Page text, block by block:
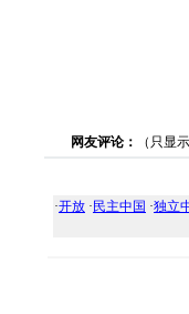
网友评论： （只显
·开放 · 民主中国 ·独立